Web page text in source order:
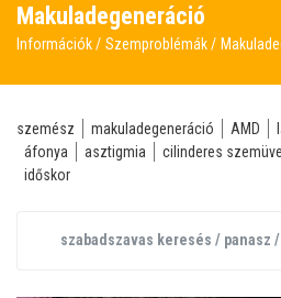
Makuladegeneráció
Információk Szemproblémák
szemész makuladegeneráció AMD
áfonya
asztigmia cilinderes
időskor